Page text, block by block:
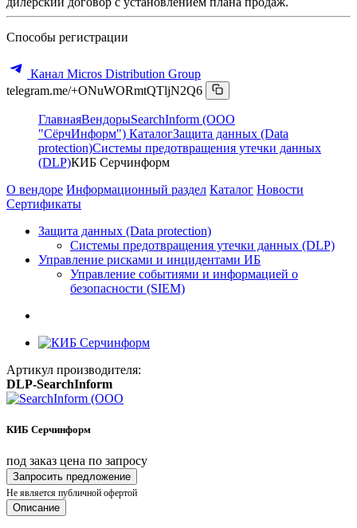
Способы регистрации
Канал Micros Distribution Group
telegram.me/+ONuWORmtQTljN2Q6
ГлавнаяВендорыSearchInform (ООО
"СёрчИнформ") КаталогЗащита данных (Data
protection)Системы предотвращения утечки данных
(DLP)КИБ Серчинформ
О вендоре Информационный раздел Каталог Новости
Сертификаты
Защита данных (Data protection)
Системы предотвращения утечки данных (DLP)
Управление рисками и инцидентами ИБ
Управление событиями и информацией о
безопасности (SIEM)
Артикул производителя:
DLP-SearchInform
КИБ Серчинформ
под заказ цена по запросу
Запросить предложение
Не является публичной офертой
Описание